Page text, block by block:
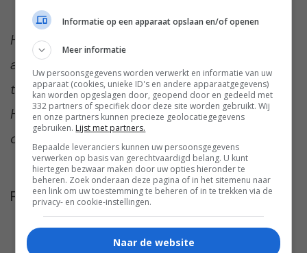
Herken jij wat Sophie zegt over mannen die
amper meer van zich laten horen na een of
twee dates? Heb jij het zelf meegemaakt?
Hoe loste jij dat op? Praat mee in de
comments onder dit artikel.
Foto doorcottonbroviaPexels
Informatie op een apparaat opslaan en/of openen
Meer informatie
Uw persoonsgegevens worden verwerkt en informatie van uw
apparaat (cookies, unieke ID's en andere apparaatgegevens)
kan worden opgeslagen door, geopend door en gedeeld met
332 partners of specifiek door deze site worden gebruikt. Wij
en onze partners kunnen precieze geolocatiegegevens
gebruiken. Lijst met partners.
Bepaalde leveranciers kunnen uw persoonsgegevens
verwerken op basis van gerechtvaardigd belang. U kunt
hiertegen bezwaar maken door uw opties hieronder te
beheren. Zoek onderaan deze pagina of in het sitemenu naar
een link om uw toestemming te beheren of in te trekken via de
privacy- en cookie-instellingen.
Naar de website